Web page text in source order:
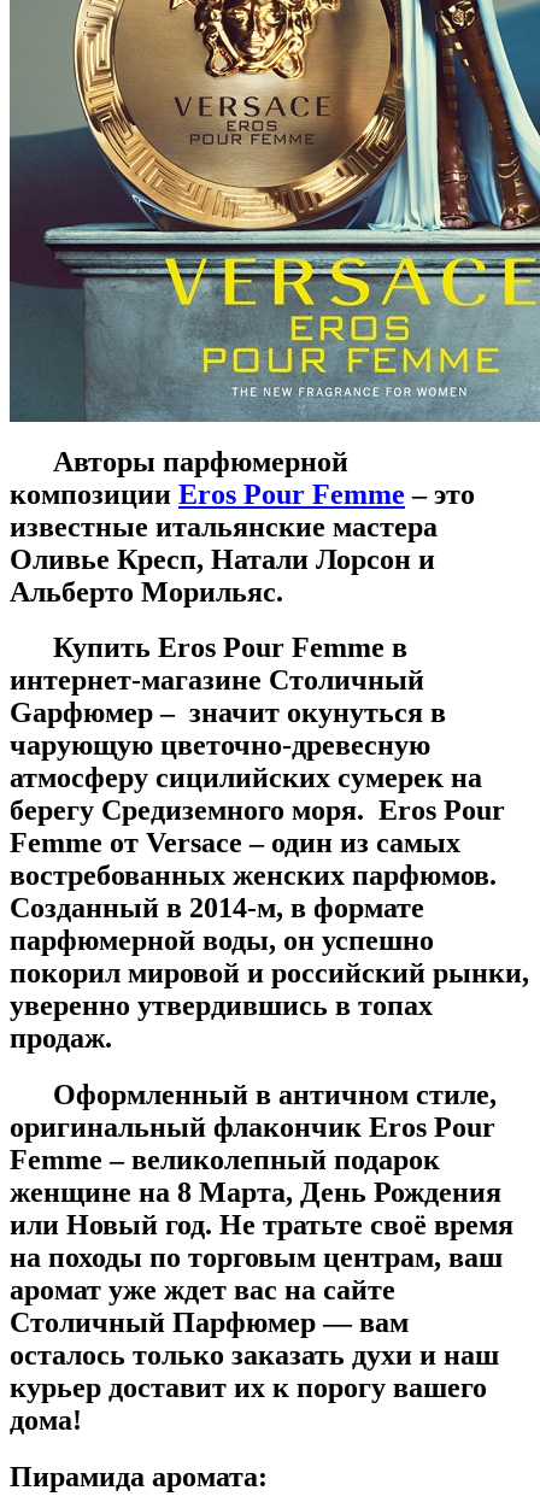
Авторы парфюмерной
композиции Eros Pour Femme – это
известные итальянские мастера
Оливье Кресп, Натали Лорсон и
Альберто Морильяс.
Купить Eros Pour Femme в
интернет-магазине Столичный
Gарфюмер – значит окунуться в
чарующую цветочно-древесную
атмосферу сицилийских сумерек на
берегу Средиземного моря. Eros Pour
Femme от Versace – один из самых
востребованных женских парфюмов.
Созданный в 2014-м, в формате
парфюмерной воды, он успешно
покорил мировой и российский рынки,
уверенно утвердившись в топах
продаж.
Оформленный в античном стиле,
оригинальный флакончик Eros Pour
Femme – великолепный подарок
женщине на 8 Марта, День Рождения
или Новый год. Не тратьте своё время
на походы по торговым центрам, ваш
аромат уже ждет вас на сайте
Столичный Парфюмер — вам
осталось только заказать духи и наш
курьер доставит их к порогу вашего
дома!
Пирамида аромата: